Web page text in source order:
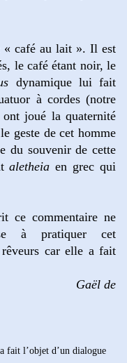
« café au lait ». Il est
le café étant noir, le
dynamique lui fait
à cordes (notre
joué la quaternité
geste de cet homme
du souvenir de cette
aletheia en grec qui
ce commentaire ne
à pratiquer cet
rêveurs car elle a fait
Gaël de
fait l’objet d’un dialogue